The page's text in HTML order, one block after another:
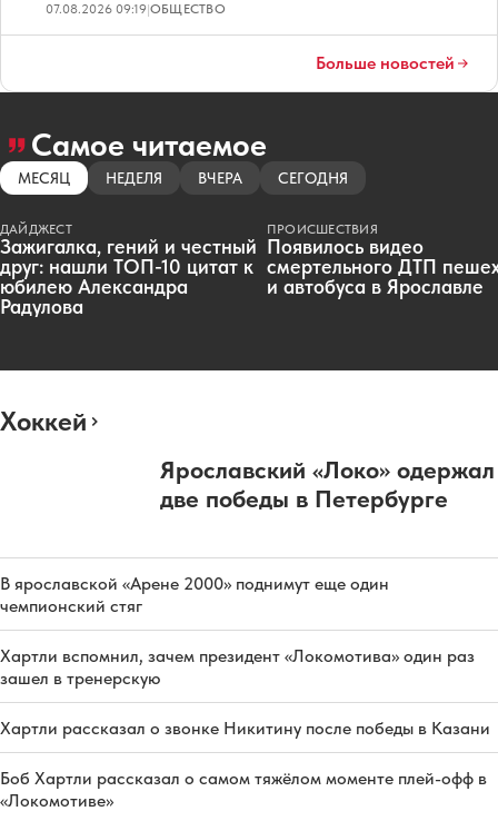
07.08.2026 09:19|ОБЩЕСТВО
Больше новостей
Самое читаемое
МЕСЯЦ НЕДЕЛЯ ВЧЕРА СЕГОДНЯ
ДАЙДЖЕСТ
Зажигалка, гений и честный
друг: нашли ТОП-10 цитат к
юбилею Александра
Радулова
ПРОИСШЕСТВИЯ
Появилось видео
смертельного ДТП
и автобуса в Ярославле
Хоккей
Ярославский «Локо» одержал
две победы в Петербурге
В ярославской «Арене 2000» поднимут еще один
чемпионский стяг
Хартли вспомнил, зачем президент «Локомотива» один раз
зашел в тренерскую
Хартли рассказал о звонке Никитину после победы в Казани
Боб Хартли рассказал о самом тяжёлом моменте плей-офф в
«Локомотиве»